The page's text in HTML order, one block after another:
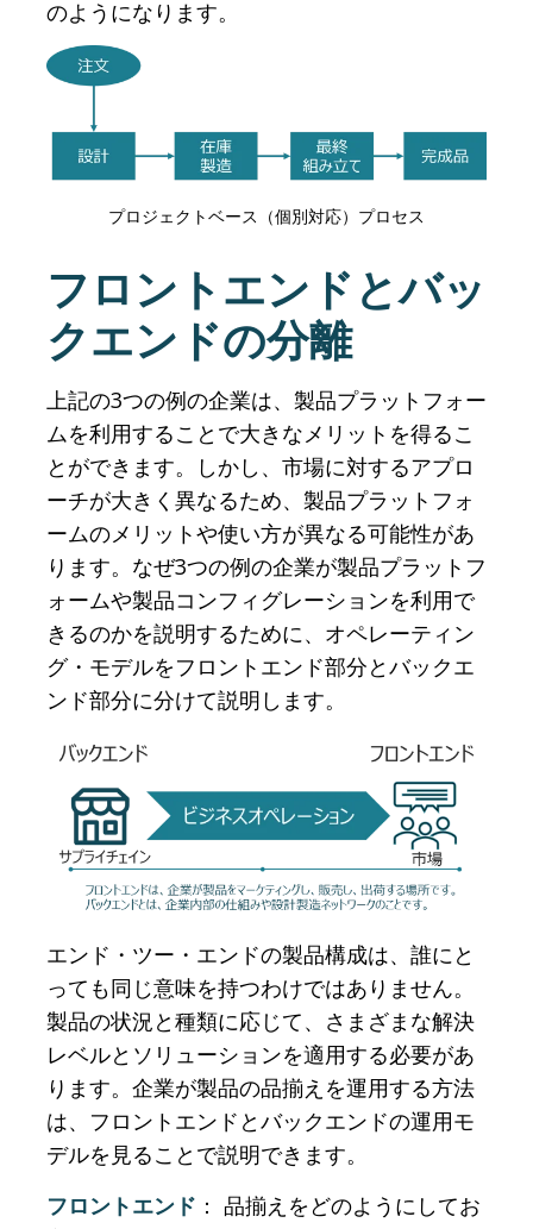
のようになります。
プロジェクトベース（個別対応）プロセス
フロントエンドとバッ
クエンドの分離
上記の3つの例の企業は、製品プラットフォー
ムを利用することで大きなメリットを得るこ
とができます。しかし、市場に対するアプロ
ーチが大きく異なるため、製品プラットフォ
ームのメリットや使い方が異なる可能性があ
ります。なぜ3つの例の企業が製品プラットフ
ォームや製品コンフィグレーションを利用で
きるのかを説明するために、オペレーティン
グ・モデルをフロントエンド部分とバックエ
ンド部分に分けて説明します。
エンド・ツー・エンドの製品構成は、誰にと
っても同じ意味を持つわけではありません。
製品の状況と種類に応じて、さまざまな解決
レベルとソリューションを適用する必要があ
ります。企業が製品の品揃えを運用する方法
は、フロントエンドとバックエンドの運用モ
デルを見ることで説明できます。
フロントエンド ： 品揃えをどのようにしてお